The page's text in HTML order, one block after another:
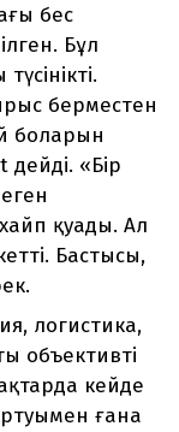
бес
Бұл
берместен
боларын
«Бір
қуады. Ал
Бастысы,
логистика,
объективті
кейде
ғана